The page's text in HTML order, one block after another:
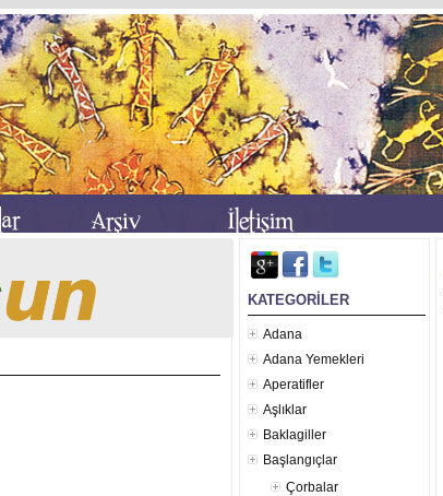
KATEGORİLER
Adana
Adana Yemekleri
Aperatifler
Aşlıklar
Baklagiller
Başlangıçlar
Çorbalar